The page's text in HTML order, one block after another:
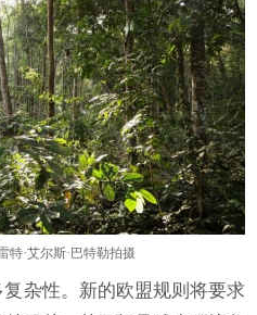
特·艾尔斯·巴特勒拍摄
杂性。新的欧盟规则将要求